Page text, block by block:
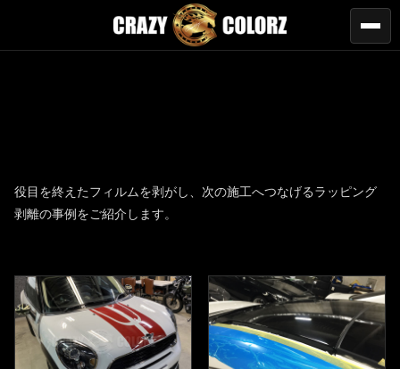
役目を終えたフィルムを剥がし、次の施工へつなげるラッピング
剥離の事例をご紹介します。